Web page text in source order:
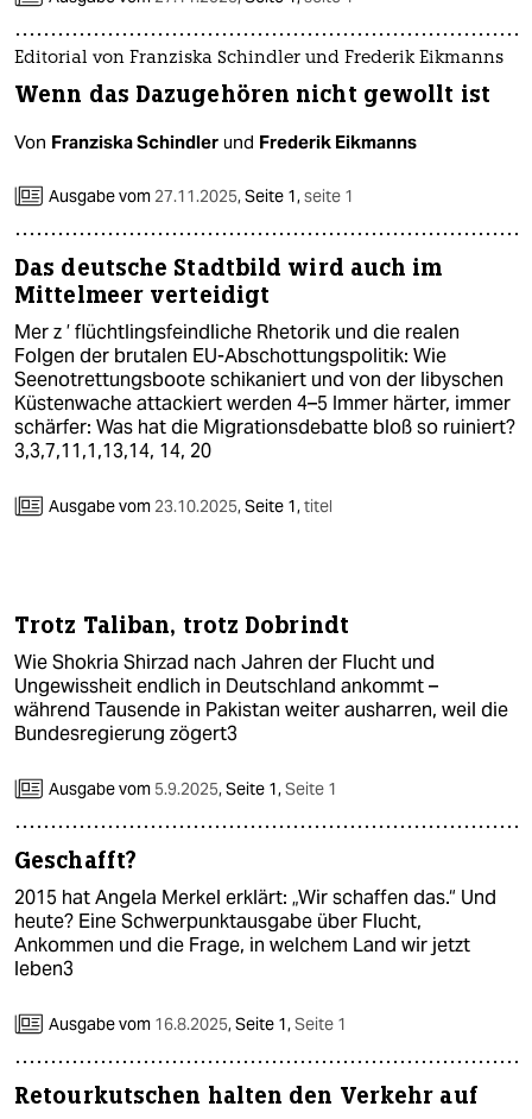
Editorial von Franziska Schindler und Frederik Eikmanns
Wenn das Dazugehören nicht gewollt ist
Von Franziska Schindler und Frederik Eikmanns
Ausgabe vom 27.11.2025,Seite 1,seite 1
Das deutsche Stadtbild wird auch im
Mittelmeer verteidigt
Mer z ’ flüchtlingsfeindliche Rhetorik und die realen
Folgen der brutalen EU-Abschottungspolitik: Wie
Seenotrettungsboote schikaniert und von der libyschen
Küstenwache attackiert werden 4–5 Immer härter, immer
schärfer: Was hat die Migrationsdebatte bloß so ruiniert?
3,3,7,11,1,13,14, 14, 20
Ausgabe vom 23.10.2025,Seite 1,titel
Trotz Taliban, trotz Dobrindt
Wie Shokria Shirzad nach Jahren der Flucht und
Ungewissheit endlich in Deutschland ankommt –
während Tausende in Pakistan weiter ausharren, weil die
Bundesregierung zögert3
Ausgabe vom 5.9.2025,Seite 1,Seite 1
Geschafft?
2015 hat Angela Merkel erklärt: „Wir schaffen das.“ Und
heute? Eine Schwerpunkt­ausgabe über Flucht,
Ankommen und die Frage, in welchem Land wir jetzt
leben3
Ausgabe vom 16.8.2025,Seite 1,Seite 1
Retourkutschen halten den Verkehr auf